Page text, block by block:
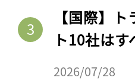
【国際】
ト10社は
2026/07/28